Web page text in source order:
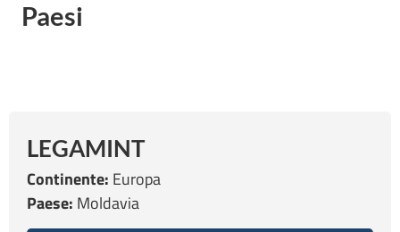
LEGAMINT
Continente: Europa
Paese: Moldavia
Paesi